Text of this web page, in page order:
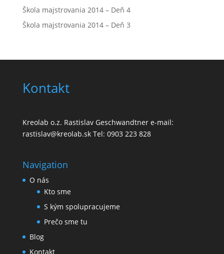
Škola majstrovania 2014 – Deň 4
Škola majstrovania 2014 – Deň 3
Kontakt
Kreolab o.z. Rastislav Geschwandtner e-mail:
rastislav@kreolab.sk Tel: 0903 223 828
Navigation
O nás
Kto sme
S kým spolupracujeme
Prečo sme tu
Blog
Kontakt